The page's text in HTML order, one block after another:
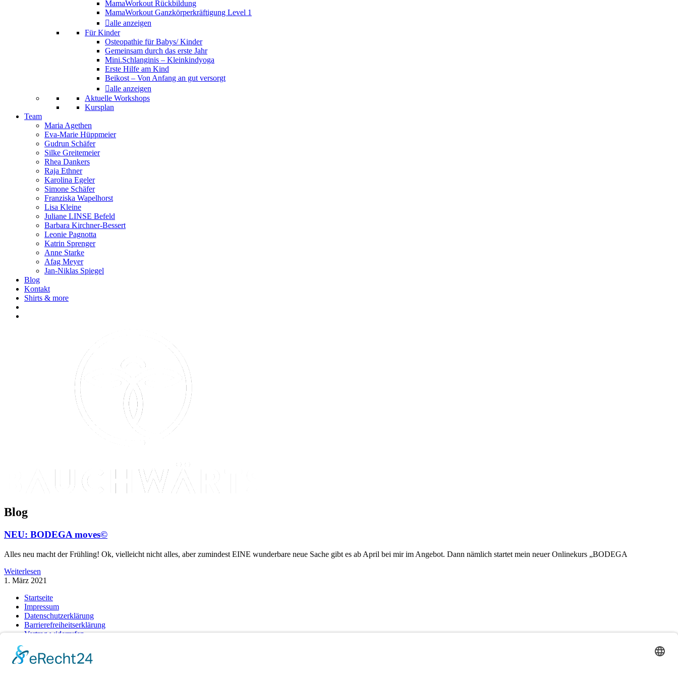
MamaWorkout Rückbildung
MamaWorkout Ganzkörperkräftigung Level 1
alle anzeigen
Für Kinder
Osteopathie für Babys/ Kinder
Gemeinsam durch das erste Jahr
Mini.Schlanginis – Kleinkindyoga
Erste Hilfe am Kind
Beikost – Von Anfang an gut versorgt
alle anzeigen
Aktuelle Workshops
Kursplan
Team
Maria Agethen
Eva-Marie Hüppmeier
Gudrun Schäfer
Silke Greitemeier
Rhea Dankers
Raja Ethner
Karolina Egeler
Simone Schäfer
Franziska Wapelhorst
Lisa Kleine
Juliane LINSE Befeld
Barbara Kirchner-Bessert
Leonie Pagnotta
Katrin Sprenger
Anne Starke
Afag Meyer
Jan-Niklas Spiegel
Blog
Kontakt
Shirts & more
Blog
NEU: BODEGA moves©
Alles neu macht der Frühling! Ok, vielleicht nicht alles, aber zumindest EINE wunderbare neue Sache gibt es ab April bei mir im Angebot. Dann nämlich startet mein neuer Onlinekurs „BODEGA
Weiterlesen
1. März 2021
Startseite
Impressum
Datenschutzerklärung
Barrierefreiheitserklärung
Vertrag widerrufen
Zahlung & Versand
Gutschein